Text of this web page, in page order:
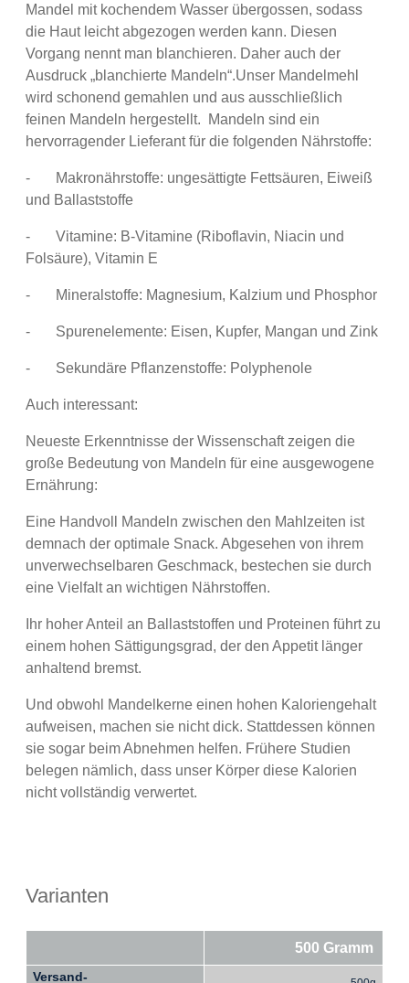
Mandel mit kochendem Wasser übergossen, sodass
die Haut leicht abgezogen werden kann. Diesen
Vorgang nennt man blanchieren. Daher auch der
Ausdruck „blanchierte Mandeln“.Unser Mandelmehl
wird schonend gemahlen und aus ausschließlich
feinen Mandeln hergestellt. Mandeln sind ein
hervorragender Lieferant für die folgenden Nährstoffe:
- Makronährstoffe: ungesättigte Fettsäuren, Eiweiß
und Ballaststoffe
- Vitamine: B-Vitamine (Riboflavin, Niacin und
Folsäure), Vitamin E
- Mineralstoffe: Magnesium, Kalzium und Phosphor
- Spurenelemente: Eisen, Kupfer, Mangan und Zink
- Sekundäre Pflanzenstoffe: Polyphenole
Auch interessant:
Neueste Erkenntnisse der Wissenschaft zeigen die
große Bedeutung von Mandeln für eine ausgewogene
Ernährung:
Eine Handvoll Mandeln zwischen den Mahlzeiten ist
demnach der optimale Snack. Abgesehen von ihrem
unverwechselbaren Geschmack, bestechen sie durch
eine Vielfalt an wichtigen Nährstoffen.
Ihr hoher Anteil an Ballaststoffen und Proteinen führt zu
einem hohen Sättigungsgrad, der den Appetit länger
anhaltend bremst.
Und obwohl Mandelkerne einen hohen Kaloriengehalt
aufweisen, machen sie nicht dick. Stattdessen können
sie sogar beim Abnehmen helfen. Frühere Studien
belegen nämlich, dass unser Körper diese Kalorien
nicht vollständig verwertet.
Varianten
500 Gramm
Versand-